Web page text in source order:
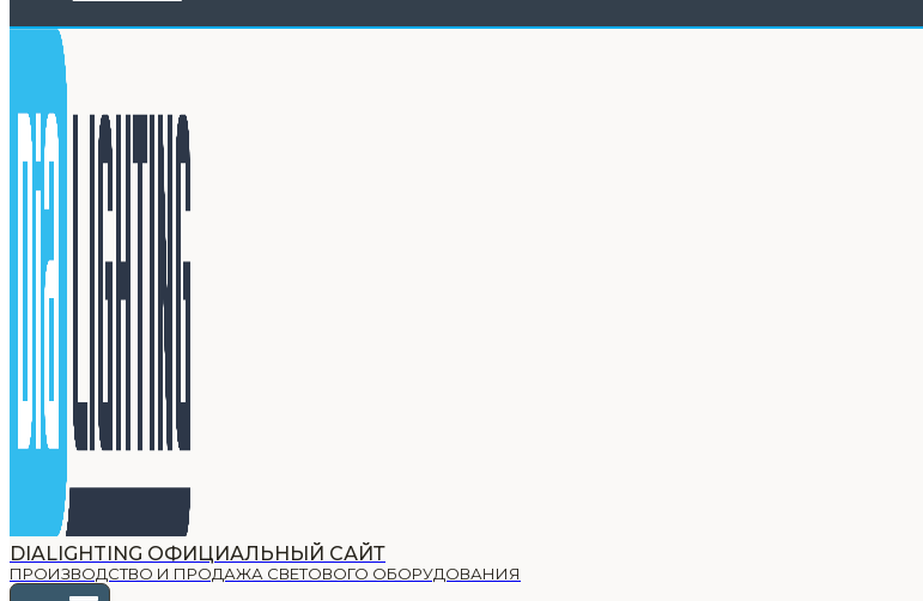
DIALIGHTING ОФИЦИАЛЬНЫЙ САЙТ
ПРОИЗВОДСТВО И ПРОДАЖА СВЕТОВОГО ОБОРУДОВАНИЯ